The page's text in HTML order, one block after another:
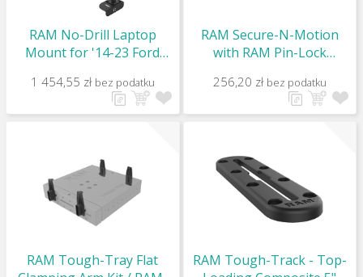
RAM No-Drill Laptop
Mount for '14-23 Ford
RAM-VB-194-SW1
1 454,55 zł bez podatku
RAM Secure-N-Motion
with RAM Pin-Lock
SKNMU
256,20 zł bez podatku
RAM Tough-Tray Flat
RAM Tough-Track - Top-